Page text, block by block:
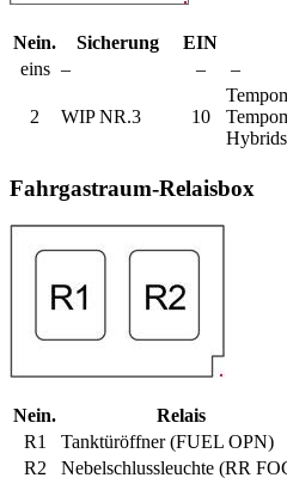
Nein. Sicherung EIN
eins – – –
2 WIP NR.3 10
Fahrgastraum-Relaisbox
Nein.
Relais
R1
Tanktüröffner (FUEL OPN)
R2
Nebelschlussleuchte (RR